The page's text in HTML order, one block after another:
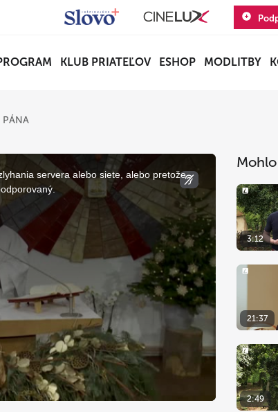
KLUB PRIATEĽOV ESHOP MODLITBY
PÁNA
servera alebo siete, alebo pretože
3:12
21:37
2:49